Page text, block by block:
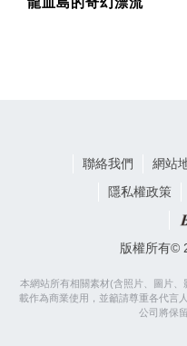
聯絡我們 網站
隱私權政策
版權所有©
本網站所有相關素材(含照片、圖片
載作為商業使用，並籲請尊重各代言
公司將保